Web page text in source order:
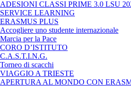
ADESIONI CLASSI PRIME 3.0 LSU
SERVICE LEARNING
ERASMUS PLUS
Accogliere uno studente internazionale
Marcia per la Pace
CORO D’ISTITUTO
C.A.S.T.I.N.G.
Torneo di scacchi
VIAGGIO A TRIESTE
APERTURA AL MONDO CON